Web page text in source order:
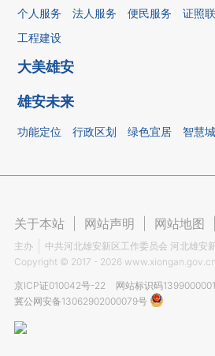
个人服务 法人服务 便民服务 证照
工程建设
大美雄安
雄安未来
功能定位 行政区划 绿色宜居 智慧
关于本站 网站声明 网站地图
主办
中共河北雄安新区工作委员会 河北雄安
Copyright © 2017 - 2026
京ICP证010042号-22
网站标识码1399000001
冀公网安备13062902000079号